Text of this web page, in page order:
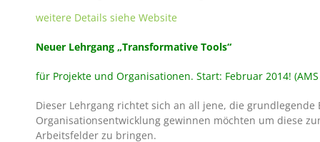
weitere Details siehe Website
Neuer Lehrgang „Transformative Tools“
für Projekte und Organisationen. Start: Februar 2014!
Dieser Lehrgang richtet sich an all jene, die
Organisationsentwicklung gewinnen möchten um diese
Arbeitsfelder zu bringen.